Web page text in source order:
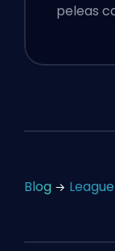
peleas
Blog